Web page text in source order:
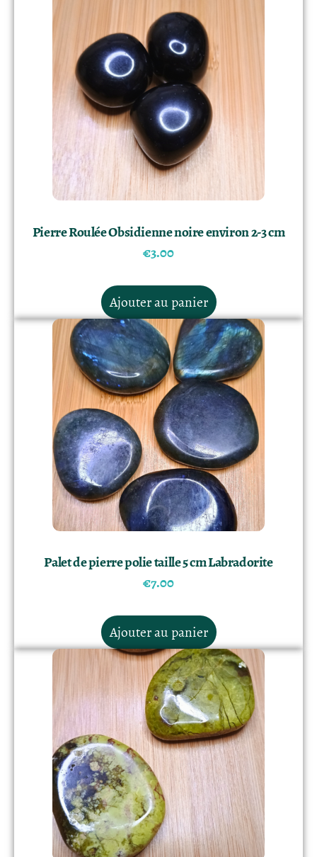
Pierre Roulée Obsidienne noire environ 2-3 cm
€3.00
Ajouter au panier
Palet de pierre polie taille 5 cm Labradorite
€7.00
Ajouter au panier